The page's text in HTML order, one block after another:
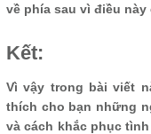
về phía sau vì điều
Kết:
Vì vậy trong bài viết
thích cho bạn những
và cách khắc phục